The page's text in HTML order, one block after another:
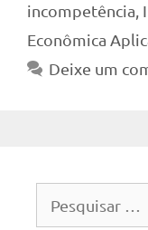
incompetência
Econômica
Deixe um
por: